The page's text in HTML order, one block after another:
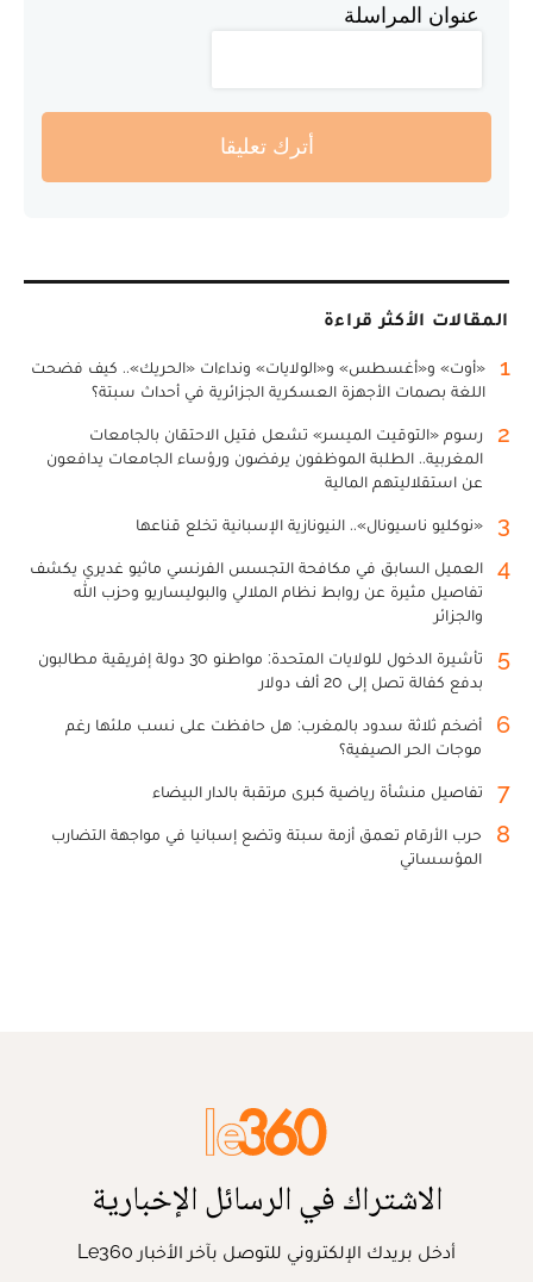
عنوان المراسلة
أترك تعليقا
المقالات الأكثر قراءة
1
«أوت» و«أغسطس» و«الولايات» ونداءات «الحريك».. كيف فضحت
اللغة بصمات الأجهزة العسكرية الجزائرية في أحداث سبتة؟
2
رسوم «التوقيت الميسر» تشعل فتيل الاحتقان بالجامعات
المغربية.. الطلبة الموظفون يرفضون ورؤساء الجامعات يدافعون
عن استقلاليتهم المالية
3 «نوكليو ناسيونال».. النيونازية الإسبانية تخلع قناعها
4
العميل السابق في مكافحة التجسس الفرنسي ماثيو غديري يكشف
تفاصيل مثيرة عن روابط نظام الملالي والبوليساريو وحزب الله
والجزائر
5
تأشيرة الدخول للولايات المتحدة: مواطنو 30 دولة إفريقية مطالبون
بدفع كفالة تصل إلى 20 ألف دولار
6
أضخم ثلاثة سدود بالمغرب: هل حافظت على نسب ملئها رغم
موجات الحر الصيفية؟
7 تفاصيل منشأة رياضية كبرى مرتقبة بالدار البيضاء
8
حرب الأرقام تعمق أزمة سبتة وتضع إسبانيا في مواجهة التضارب
المؤسساتي
الاشتراك في الرسائل الإخبارية
أدخل بريدك الإلكتروني للتوصل بآخر الأخبار Le360